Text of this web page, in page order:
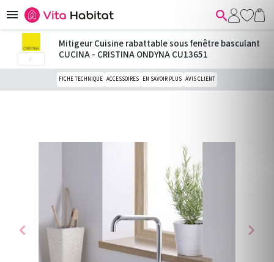
 
chevron_left chevron_right
Mitigeur Cuisine rabattable sous fenêtre basculant
CUCINA - CRISTINA ONDYNA CU13651
FICHE TECHNIQUE ACCESSOIRES EN SAVOIR PLUS AVIS CLIENT